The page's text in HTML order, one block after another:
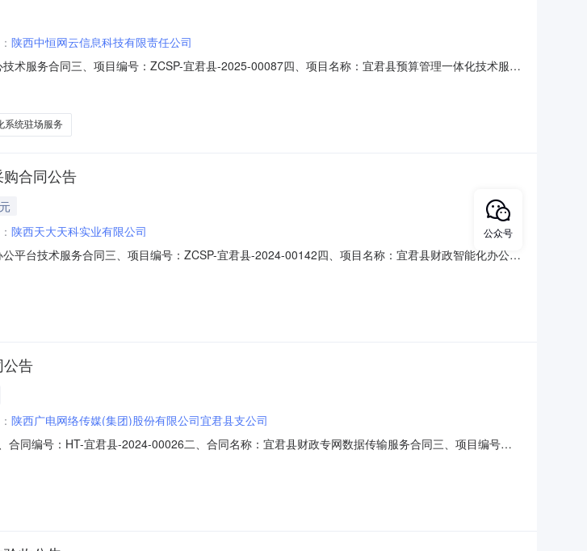
陕西中恒网云信息科技有限责任公司
术服务合同三、项目编号：ZCSP-宜君县-2025-00087四、项目名称：宜君县预算管理一体化技术服务
称数量(单位)单价
系统驻场服务
合同公告
陕西天大天科实业有限公司
平台技术服务合同三、项目编号：ZCSP-宜君县-2024-00142四、项目名称：宜君县财政智能化办公平
数量(单位)单价(元)总价(元)规格型号/服务要求1软件运维服务1(项)￥248
告
陕西广电网络传媒(集团)股份有限公司宜君县支公司
同编号：HT-宜君县-2024-00026二、合同名称：宜君县财政专网数据传输服务合同三、项目编号：
省铜川市宜君县宜阳南街联系方式：17789175352六、合同主要信息主要标的：序号名称数量
公众号